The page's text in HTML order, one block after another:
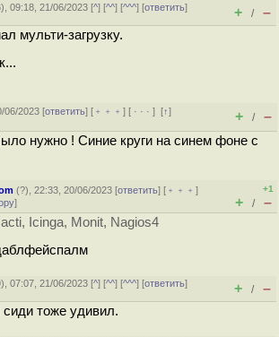
), 09:18, 21/06/2023 [^] [^^] [^^^] [ответить]
+ / –
мульти-загрузку.
06/2023 [ответить] [ ﹢﹢﹢] [ · · ·][↑]
+ / –
нужно ! Синие круги на синем фоне с
(?), 22:33, 20/06/2023 [ответить] [ ﹢﹢﹢]
]
+1
+ / –
Icinga, Monit, Nagios4
), 07:07, 21/06/2023 [^] [^^] [^^^] [ответить]
+ / –
тоже удивил.